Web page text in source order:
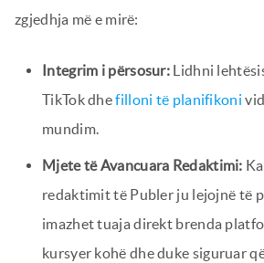
zgjedhja më e mirë:
Integrim i përsosur: Lidhni
TikTok dhefilloni të planifikoni
mundim.
Mjete të Avancuara Redaktimi:
redaktimit të Publer ju lejojnë të
imazhet tuaja direkt brenda
kursyer kohë dhe duke siguruar